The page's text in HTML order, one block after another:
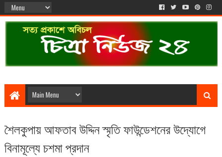
শৈলকুপায় আফতাব উদ্দিন স্মৃতি ফাউন্ডেশনের উদ্যোগে
বিনামূল্যে চশমা প্রদান